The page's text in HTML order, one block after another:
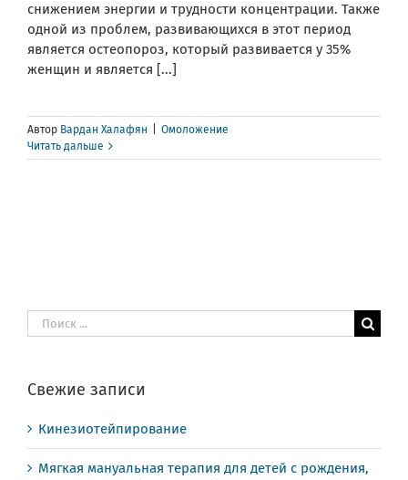
снижением энергии и трудности концентрации. Также
одной из проблем, развивающихся в этот период
является остеопороз, который развивается у 35%
женщин и является [...]
Автор Вардан Халафян
Омоложение
Читать дальше
Результат
поиска:
Свежие записи
Кинезиотейпирование
Мягкая мануальная терапия для детей с рождения,